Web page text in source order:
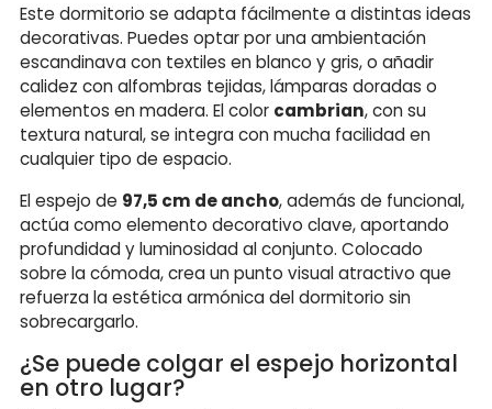
Este dormitorio se adapta fácilmente a distintas ideas
decorativas. Puedes optar por una ambientación
escandinava con textiles en blanco y gris, o añadir
calidez con alfombras tejidas, lámparas doradas o
elementos en madera. El color cambrian, con su
textura natural, se integra con mucha facilidad en
cualquier tipo de espacio.
El espejo de 97,5 cm de ancho, además de funcional,
actúa como elemento decorativo clave, aportando
profundidad y luminosidad al conjunto. Colocado
sobre la cómoda, crea un punto visual atractivo que
refuerza la estética armónica del dormitorio sin
sobrecargarlo.
¿Se puede colgar el espejo horizontal
en otro lugar?